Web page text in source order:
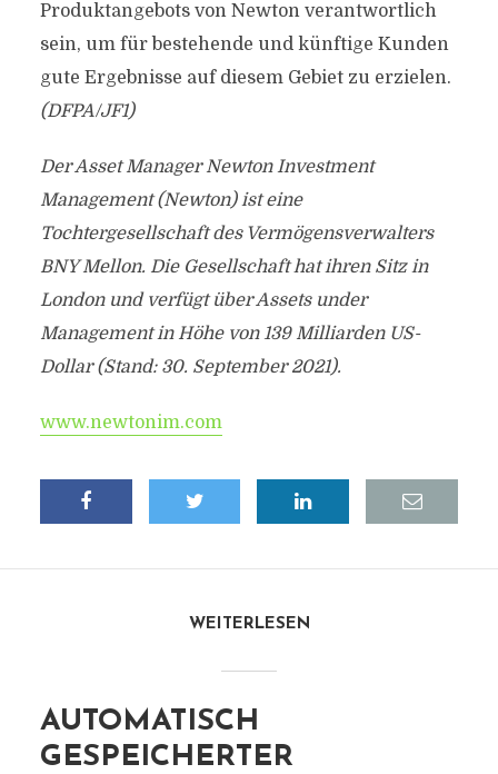
Produktangebots von Newton verantwortlich
sein, um für bestehende und künftige Kunden
gute Ergebnisse auf diesem Gebiet zu erzielen.
(DFPA/JF1)
Der Asset Manager Newton Investment
Management (Newton) ist eine
Tochtergesellschaft des Vermögensverwalters
BNY Mellon. Die Gesellschaft hat ihren Sitz in
London und verfügt über Assets under
Management in Höhe von 139 Milliarden US-
Dollar (Stand: 30. September 2021).
www.newtonim.com
WEITERLESEN
AUTOMATISCH
GESPEICHERTER